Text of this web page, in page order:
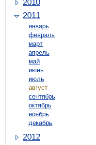
2010
2011
январь
февраль
март
апрель
май
июнь
июль
август
сентябрь
октябрь
ноябрь
декабрь
2012